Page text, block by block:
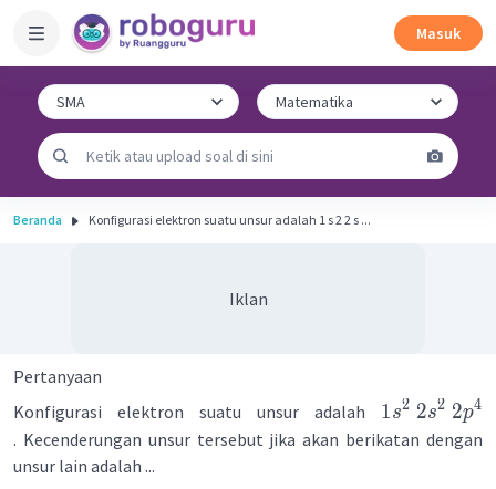
Masuk
Beranda Konfigurasi elektron suatu unsur adalah 1 s 2 2 s ...
Iklan
Pertanyaan
Konfigurasi elektron suatu unsur adalah 1s2 2s2 2p4
. Kecenderungan unsur tersebut jika akan berikatan dengan
unsur lain adalah ...